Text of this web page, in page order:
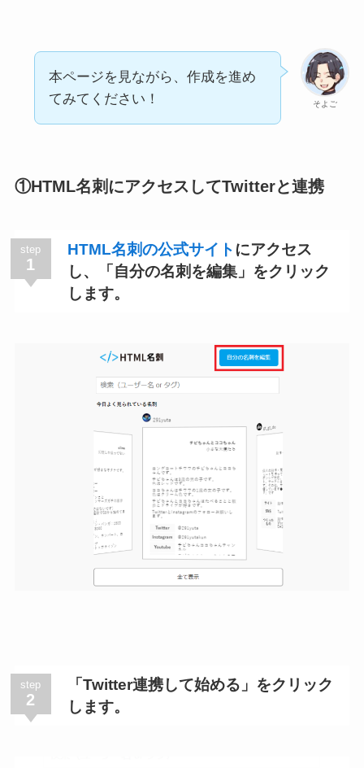
そよご
本ページを見ながら、作成を進め
てみてください！
①HTML名刺にアクセスしてTwitterと連携
step
1
HTML名刺の公式サイトにアクセス
し、「自分の名刺を編集」をクリック
します。
step
2
「Twitter連携して始める」をクリック
します。